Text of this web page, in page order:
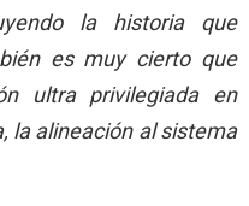
la historia que
es muy cierto que
ultra privilegiada en
la alineación al sistema